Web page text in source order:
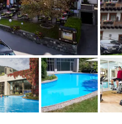
von